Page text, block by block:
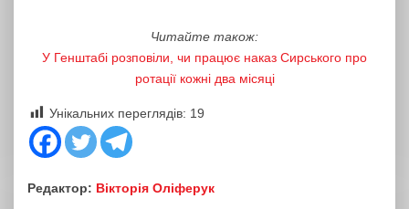
Читайте також:
У Генштабі розповіли, чи працює наказ Сирського про
ротації кожні два місяці
Унікальних переглядів: 19
Редактор: Вікторія Оліферук